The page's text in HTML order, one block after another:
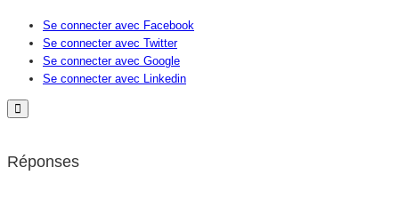
Se connecter avec Facebook
Se connecter avec Twitter
Se connecter avec Google
Se connecter avec Linkedin
Réponses